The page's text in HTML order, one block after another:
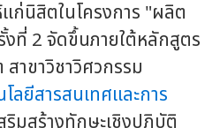
ก่นิสิตในโครงการ "ผลิต
ที่ 2 จัดขึ้นภายใต้หลักสูตร
าขาวิชาวิศวกรรม
ลยีสารสนเทศและการ
ริมสร้างทักษะเชิงปฏิบัติ